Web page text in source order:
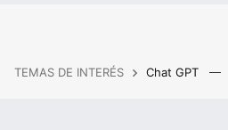
TEMAS DE INTERÉS Chat GPT